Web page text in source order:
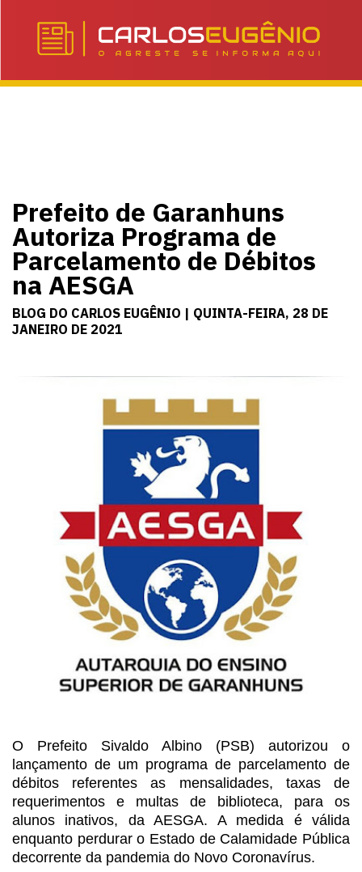
Prefeito de Garanhuns
Autoriza Programa de
Parcelamento de Débitos
na AESGA
BLOG DO CARLOS EUGÊNIO | QUINTA-FEIRA, 28 DE
JANEIRO DE 2021
O Prefeito Sivaldo Albino (PSB) autorizou o
lançamento de um programa de parcelamento de
débitos referentes as mensalidades, taxas de
requerimentos e multas de biblioteca, para os
alunos inativos, da AESGA. A medida é válida
enquanto perdurar o Estado de Calamidade Pública
decorrente da pandemia do Novo Coronavírus.